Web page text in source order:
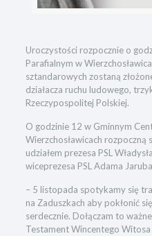
Uroczystości rozpocznie o
Parafialnym w
sztandarowych zostaną
działacza ruchu ludowego,
Rzeczypospolitej Polskiej.
O godzinie 12 w Gminnym
Wierzchosławicach rozpoczną
udziałem prezesa PSL
wiceprezesa PSL Adama
– 5 listopada spotykamy się
na Zaduszkach aby pokłonić
serdecznie. Dołączam to
Testament Wincentego